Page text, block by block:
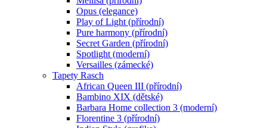
Opus (elegance)
Play of Light (přírodní)
Pure harmony (přírodní)
Secret Garden (přírodní)
Spotlight (moderní)
Versailles (zámecké)
Tapety Rasch
African Queen III (přírodní)
Bambino XIX (dětské)
Barbara Home collection 3 (moderní)
Florentine 3 (přírodní)